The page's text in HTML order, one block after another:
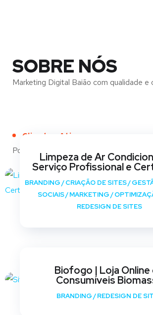
SOBRE NÓS
Marketing Digital Baião com qualidade
Clientes Ativos
Portfólio
Limpeza de Ar
Serviço Profissional e
BRANDING/CRIAÇÃO DE SITES/
SOCIAIS/MARKETING/
REDESIGN DE SITES
Biofogo | Loja Online
Consumíveis
BRANDING/REDESIGN DE